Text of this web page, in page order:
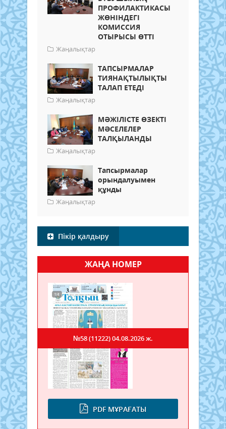
ПРОФИЛАКТИКАСЫ
ЖӨНІНДЕГІ
КОМИССИЯ
ОТЫРЫСЫ ӨТТІ
Жаңалықтар
ТАПСЫРМАЛАР
ТИЯНАҚТЫЛЫҚТЫ
ТАЛАП ЕТЕДІ
Жаңалықтар
МӘЖІЛІСТЕ ӨЗЕКТІ
МӘСЕЛЕЛЕР
ТАЛҚЫЛАНДЫ
Жаңалықтар
Тапсырмалар
орындалуымен
құнды
Жаңалықтар
Пікір қалдыру
ЖАҢА НОМЕР
PDF МҰРАҒАТЫ
№58 (11222)04.08.2026 ж.